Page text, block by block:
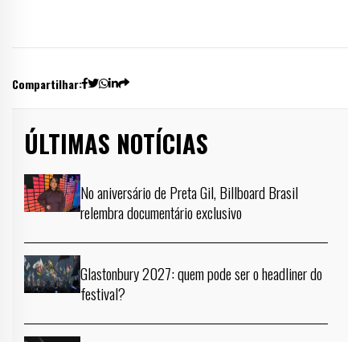
Compartilhar:
ÚLTIMAS NOTÍCIAS
No aniversário de Preta Gil, Billboard Brasil
relembra documentário exclusivo
Glastonbury 2027: quem pode ser o headliner do
festival?